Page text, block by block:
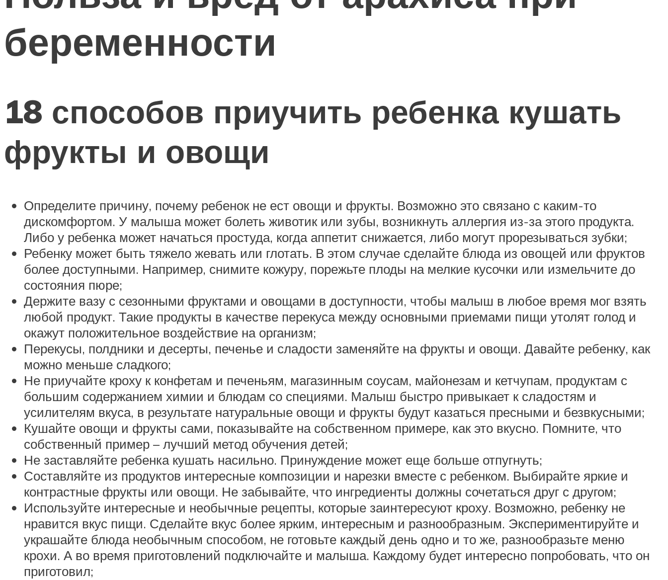
беременности
18 способов приучить ребенка кушать
фрукты и овощи
Определите причину, почему ребенок не ест овощи и фрукты. Возможно это связано с каким-то
дискомфортом. У малыша может болеть животик или зубы, возникнуть аллергия из-за этого продукта.
Либо у ребенка может начаться простуда, когда аппетит снижается, либо могут прорезываться зубки;
Ребенку может быть тяжело жевать или глотать. В этом случае сделайте блюда из овощей или фруктов
более доступными. Например, снимите кожуру, порежьте плоды на мелкие кусочки или измельчите до
состояния пюре;
Держите вазу с сезонными фруктами и овощами в доступности, чтобы малыш в любое время мог взять
любой продукт. Такие продукты в качестве перекуса между основными приемами пищи утолят голод и
окажут положительное воздействие на организм;
Перекусы, полдники и десерты, печенье и сладости заменяйте на фрукты и овощи. Давайте ребенку, как
можно меньше сладкого;
Не приучайте кроху к конфетам и печеньям, магазинным соусам, майонезам и кетчупам, продуктам с
большим содержанием химии и блюдам со специями. Малыш быстро привыкает к сладостям и
усилителям вкуса, в результате натуральные овощи и фрукты будут казаться пресными и безвкусными;
Кушайте овощи и фрукты сами, показывайте на собственном примере, как это вкусно. Помните, что
собственный пример – лучший метод обучения детей;
Не заставляйте ребенка кушать насильно. Принуждение может еще больше отпугнуть;
Составляйте из продуктов интересные композиции и нарезки вместе с ребенком. Выбирайте яркие и
контрастные фрукты или овощи. Не забывайте, что ингредиенты должны сочетаться друг с другом;
Используйте интересные и необычные рецепты, которые заинтересуют кроху. Возможно, ребенку не
нравится вкус пищи. Сделайте вкус более ярким, интересным и разнообразным. Экспериментируйте и
украшайте блюда необычным способом, не готовьте каждый день одно и то же, разнообразьте меню
крохи. А во время приготовлений подключайте и малыша. Каждому будет интересно попробовать, что он
приготовил;